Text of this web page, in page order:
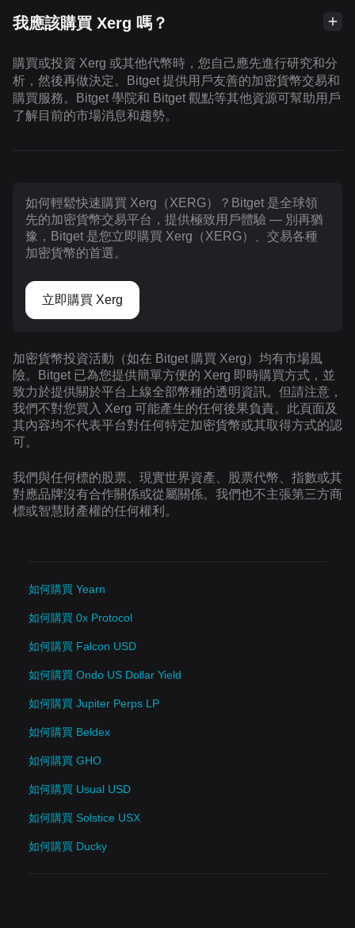
我應該購買 Xerg 嗎？
購買或投資 Xerg 或其他代幣時，您自己應先進行研究和分
析，然後再做決定。Bitget 提供用戶友善的加密貨幣交易和
購買服務。Bitget 學院和 Bitget 觀點等其他資源可幫助用戶
了解目前的市場消息和趨勢。
如何輕鬆快速購買 Xerg（XERG）？Bitget 是全球領
先的加密貨幣交易平台，提供極致用戶體驗 — 別再猶
豫，Bitget 是您立即購買 Xerg（XERG）、交易各種
加密貨幣的首選。
立即購買 Xerg
加密貨幣投資活動（如在 Bitget 購買 Xerg）均有市場風
險。Bitget 已為您提供簡單方便的 Xerg 即時購買方式，並
致力於提供關於平台上線全部幣種的透明資訊。但請注意，
我們不對您買入 Xerg 可能產生的任何後果負責。此頁面及
其內容均不代表平台對任何特定加密貨幣或其取得方式的認
可。
我們與任何標的股票、現實世界資產、股票代幣、指數或其
對應品牌沒有合作關係或從屬關係。我們也不主張第三方商
標或智慧財產權的任何權利。
如何購買 Yearn
如何購買 0x Protocol
如何購買 Falcon USD
如何購買 Ondo US Dollar Yield
如何購買 Jupiter Perps LP
如何購買 Beldex
如何購買 GHO
如何購買 Usual USD
如何購買 Solstice USX
如何購買 Ducky